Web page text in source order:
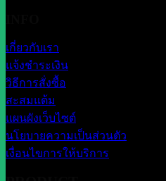
เกี่ยวกับเรา
แจ้งชำระเงิน
วิธีการสั่งซื้อ
สะสมแต้ม
แผนผังเว็บไซต์
นโยบายความเป็นส่วนตัว
เงื่อนไขการให้บริการ